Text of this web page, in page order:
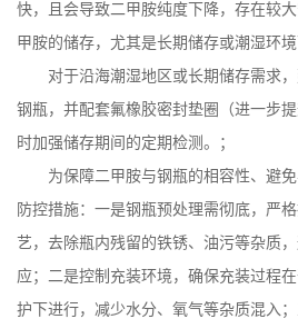
快，且会导致二甲胺纯度下降，存在较
甲胺的储存，尤其是长期储存或潮湿环境
对于沿海潮湿地区或长期储存需求
钢瓶，并配套氟橡胶密封垫圈（进一步
时加强储存期间的定期检测。；
为保障二甲胺与钢瓶的相容性、避
防控措施：一是钢瓶预处理需彻底，严
艺，去除瓶内残留的铁锈、油污等杂质
应；二是控制充装环境，确保充装过程
护下进行，减少水分、氧气等杂质混入